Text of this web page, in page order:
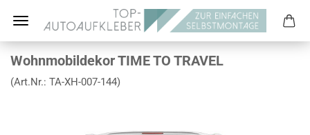
Wohnmobildekor TIME TO TRAVEL
(Art.Nr.: TA-XH-007-144)